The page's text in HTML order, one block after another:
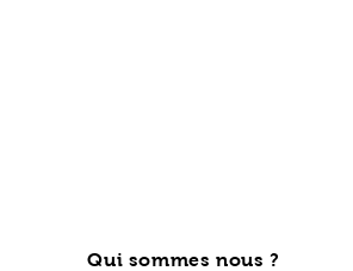
Qui sommes nous ?